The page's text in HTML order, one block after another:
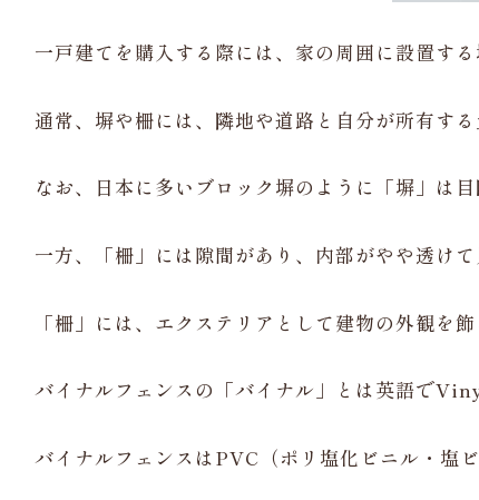
一戸建てを購入する際には、家の周囲に設置す
通常、塀や柵には、隣地や道路と自分が所有す
なお、日本に多いブロック塀のように「塀」は
一方、「柵」には隙間があり、内部がやや透けて
「柵」には、エクステリアとして建物の外観を飾
バイナルフェンスの「バイナル」とは英語で
バイナルフェンスはPVC（ポリ塩化ビニル・塩